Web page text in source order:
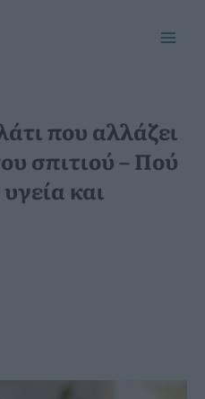
που αλλάζει
σπιτιού – Πού
και